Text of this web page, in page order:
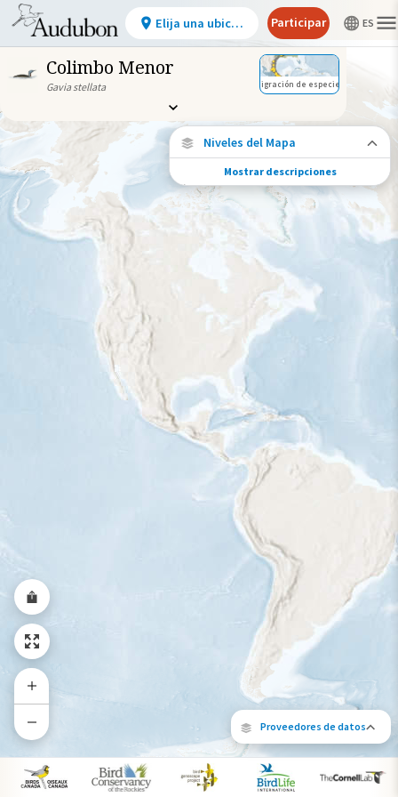
Colimbo Menor
Gavia stellata Migración de especies
Proveedores de datos
Niveles del Mapa
Conexiones de especies
Elija cualquier ubicación en el mapa para
ver dónde más se han vuelto a encontrar
aves marcadas de esta especie.
Ubicaciones con disponibilidad
Ubicaciones conectadas
Gama de especies por estación
Gama de verano
Rango de invierno
Rango a lo largo del año
Mostrar descripciones
Elija una ubicación Participar